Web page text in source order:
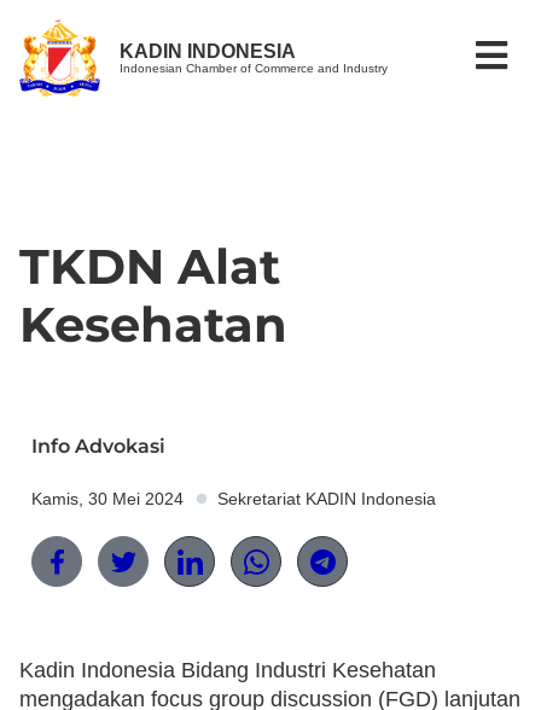
KADIN INDONESIA
Indonesian Chamber of Commerce and Industry
TKDN Alat
Kesehatan
Info Advokasi
Kamis, 30 Mei 2024 Sekretariat KADIN Indonesia
Kadin Indonesia Bidang Industri Kesehatan
mengadakan focus group discussion (FGD) lanjutan